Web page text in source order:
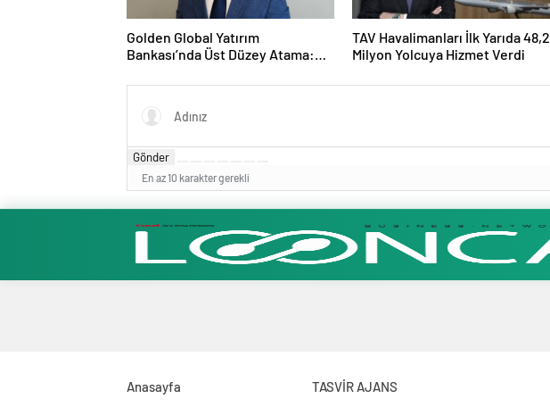
Golden Global Yatırım
Bankası’nda Üst Düzey Atama:
Üyesi Oldu
TAV Havalimanları İlk Yarıda 48,2
Milyon Yolcuya Hizmet Verdi
Gönder
En az 10 karakter gerekli
Anasayfa
TASVİR AJANS